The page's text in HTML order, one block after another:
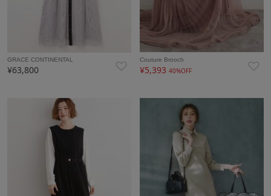
GRACE CONTINENTAL
¥63,800
Couture Brooch
¥5,39340%OFF